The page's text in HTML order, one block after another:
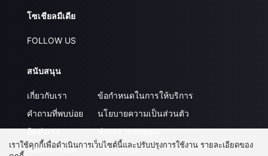
โซเชียลมีเดีย
FOLLOW US
สนับสนุน
เกี่ยวกับเรา
คำถามที่พบบ่อย
ติดต่อเรา
อัปเกรด วีไอพี
ข้อกำหนดในการให้บริการ
นโยบายความเป็นส่วนตัว
ส่งผลงานของคุณ
ร่วมงานกับเรา
เราใช้คุกกี้เพื่อดำเนินการเว็บไซต์นี้และปรับปรุงการใช้งาน รายละเอียดของ